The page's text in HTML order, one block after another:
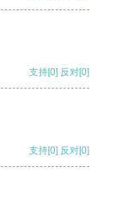
支持[0] 反对[0]
支持[0] 反对[0]